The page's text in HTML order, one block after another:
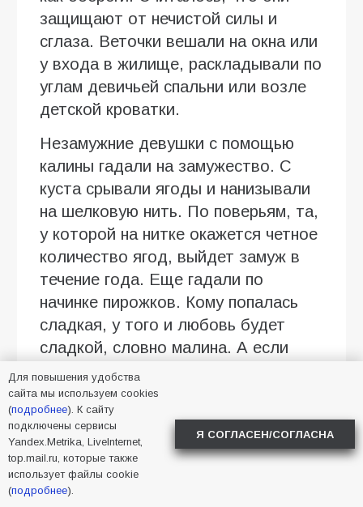
защищают от нечистой силы и
сглаза. Веточки вешали на окна или
у входа в жилище, раскладывали по
углам девичьей спальни или возле
детской кроватки.
Незамужние девушки с помощью
калины гадали на замужество. С
куста срывали ягоды и нанизывали
на шелковую нить. По поверьям, та,
у которой на нитке окажется четное
количество ягод, выйдет замуж в
течение года. Еще гадали по
начинке пирожков. Кому попалась
сладкая, у того и любовь будет
сладкой, словно малина. А если
горькая, с калиной, — то чувства
будут безответными.
По народным поверьям, в Трофимов
день хорошо играть свадьбы,
принимать гостей и начинать любые
дела — все они сложатся
Для повышения удобства
сайта мы используем cookies
(подробнее). К сайту
подключены сервисы
Yandex.Metrika, LiveInternet,
top.mail.ru, которые также
использует файлы cookie
(подробнее).
Я СОГЛАСЕН/СОГЛАСНА